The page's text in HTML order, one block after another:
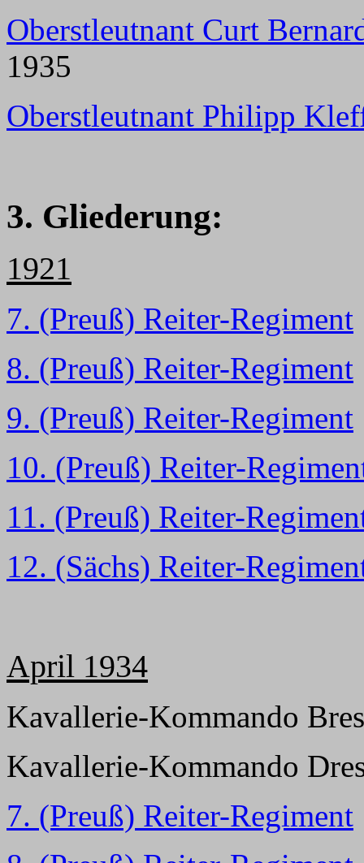
Oberstleutnant Curt
1935
Oberstleutnant Philipp
3. Gliederung:
1921
7. (Preuß) Reiter-Regiment
8. (Preuß) Reiter-Regiment
9. (Preuß) Reiter-Regiment
10. (Preuß) Reiter-
11. (Preuß) Reiter-
12. (Sächs) Reiter-
April 1934
Kavallerie-Kommando
Kavallerie-Kommando
7. (Preuß) Reiter-Regiment